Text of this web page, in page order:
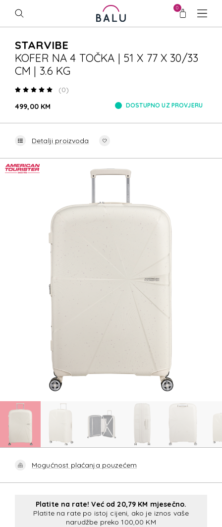
0
STARVIBE
KOFER NA 4 TOČKA | 51 X 77 X 30/33
CM | 3.6 KG
(0)
499,00 KM
DOSTUPNO UZ PROVJERU
Detalji proizvoda
Mogućnost plaćanja pouzećem
Platite na rate! Već od 20,79 KM mjesečno.
Platite na rate po istoj cijeni, ako je iznos vaše
narudžbe preko 100,00 KM